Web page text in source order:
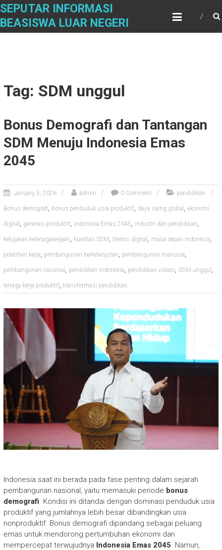
Skip
content
SEPUTAR INFORMASI
BEASISWA LUAR NEGERI
Tag: SDM unggul
Bonus Demografi dan Tantangan
SDM Menuju Indonesia Emas
2045
January 5, 2026 admin 0 Comment pendidikan
Bonus demografi, bonus penduduk usia produktif, daya saing global , ekonomi
digital , generasi produktif, Indonesia Emas 2045, industri dan pendidikan,
kebijakan ketenagakerjaan, kualitas SDM , literasi digital , masa depan Indonesia,
pelatihan kerja, pembangunan berkelanjutan, pembangunan manusia,
pembangunan nasional , pendidikan Indonesia, pendidikan vokasi, SDM unggul ,
tenaga kerja produktif, transformasi pendidikan
Indonesia saat ini berada pada fase penting dalam sejarah
pembangunan nasional, yaitu memasuki periode bonus
demografi. Kondisi ini ditandai dengan dominasi penduduk usia
produktif yang jumlahnya lebih besar dibandingkan usia
nonproduktif. Bonus demografi dipandang sebagai peluang
emas untuk mendorong pertumbuhan ekonomi dan
mempercepat terwujudnya Indonesia Emas 2045. Namun,